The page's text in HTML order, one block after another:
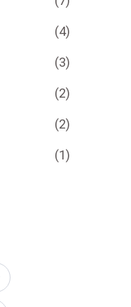
(4)
(3)
(2)
(2)
(1)